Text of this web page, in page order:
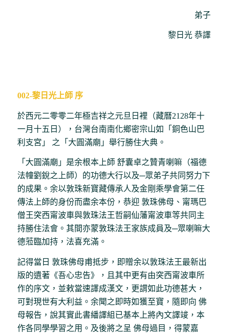
弟子
黎日光 恭譯
002-黎日光上師 序
於西元二零零二年極吉祥之元旦日裡（藏曆2128年十
一月十五日），台灣台南南化鄉密宗山如「銅色山巴
利支宮」 之「大圓滿廟」舉行勝住大典。
「大圓滿廟」是余根本上師 舒囊卓之贊青喇嘛（福德
法幢劉銳之上師）的功德大行以及─眾弟子共同努力下
的成果。余以敦珠新寶藏傳承人及金剛乘學會第二任
傳法上師的身份而盡余本份，恭迎 敦珠佛母、甯瑪巴
僧王突西甯波車與敦珠法王哲嗣仙藩甯波車等共同主
持勝住法會。其間亦蒙敦珠法王家族成員及─眾喇嘛大
德蒞臨加持，法喜充滿。
記得當日 敦珠佛母甫抵步，即贈余以敦珠法王最新出
版的遺著《吾心忠告》，且其中更有由突西甯波車所
作的序文，並敕當速譯成漢文，更謂如此功德甚大，
可對現世有大利益。余聞之即時如獲至寶，隨即向 佛
母報告，說其實此書繙譯組已基本上將內文譯竣，本
作各同學學習之用。及後將之呈 佛母過目，得蒙嘉